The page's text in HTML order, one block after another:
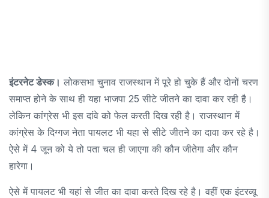
इंटरनेट डेस्क। लोकसभा चुनाव राजस्थान में पूरे हो चुके हैं और दोनों चरण
समाप्त होने के साथ ही यहा भाजपा 25 सीटे जीतने का दावा कर रही है।
लेकिन कांग्रेस भी इस दांवे को फेल करती दिख रही है। राजस्थान में
कांग्रेस के दिग्गज नेता पायलट भी यहा से सीटे जीतने का दावा कर रहे है।
ऐसे में 4 जून को ये तो पता चल ही जाएगा की कौन जीतेगा और कौन
हारेगा।
ऐसे में पायलट भी यहां से जीत का दावा करते दिख रहे है। वहीं एक इंटरव्यू